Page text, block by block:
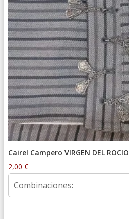
Cairel Campero VIRGEN DEL ROCIO
2,00 €
Combinaciones: